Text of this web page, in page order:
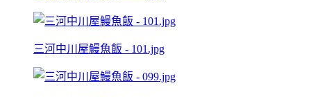
三河中川屋鰻魚飯 - 101.jpg